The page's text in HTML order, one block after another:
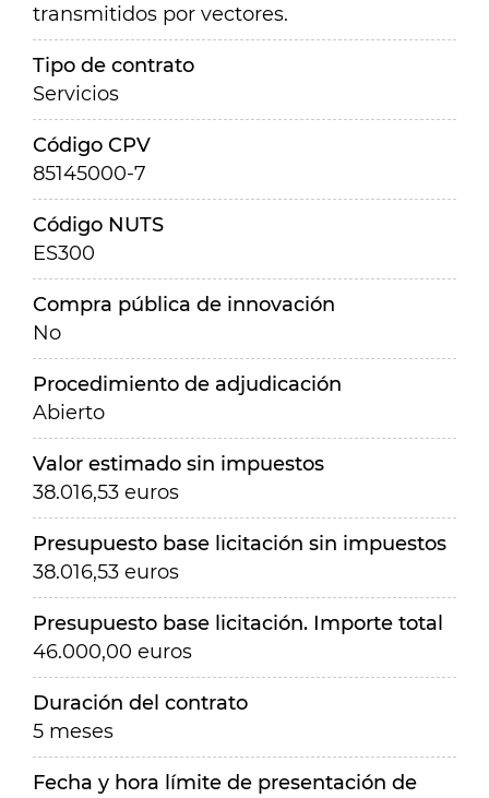
transmitidos por vectores.
Tipo de contrato
Servicios
Código CPV
85145000-7
Código NUTS
ES300
Compra pública de innovación
No
Procedimiento de adjudicación
Abierto
Valor estimado sin impuestos
38.016,53 euros
Presupuesto base licitación sin impuestos
38.016,53 euros
Presupuesto base licitación. Importe total
46.000,00 euros
Duración del contrato
5 meses
Fecha y hora límite de presentación de